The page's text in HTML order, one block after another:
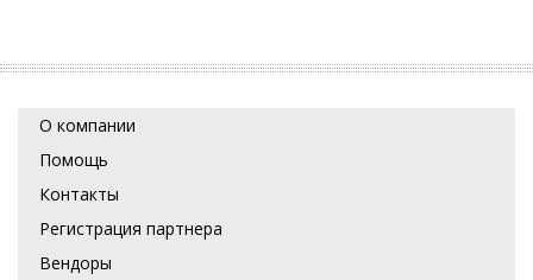
О компании
Помощь
Контакты
Регистрация партнера
Вендоры